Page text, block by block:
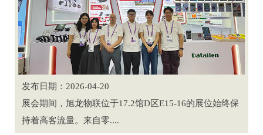
发布日期：2026-04-20
展会期间，旭龙物联位于17.2馆D区E15-16的展位始终保
持着高客流量。来自零....